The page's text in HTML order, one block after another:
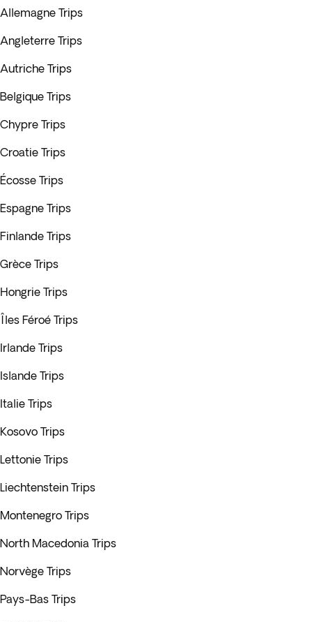
Allemagne Trips
Angleterre Trips
Autriche Trips
Belgique Trips
Chypre Trips
Croatie Trips
Écosse Trips
Espagne Trips
Finlande Trips
Grèce Trips
Hongrie Trips
Îles Féroé Trips
Irlande Trips
Islande Trips
Italie Trips
Kosovo Trips
Lettonie Trips
Liechtenstein Trips
Montenegro Trips
North Macedonia Trips
Norvège Trips
Pays-Bas Trips